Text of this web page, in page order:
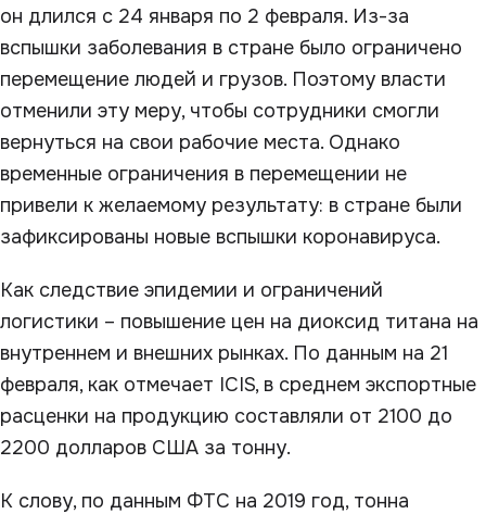
он длился с 24 января по 2 февраля. Из-за
вспышки заболевания в стране было ограничено
перемещение людей и грузов. Поэтому власти
отменили эту меру, чтобы сотрудники смогли
вернуться на свои рабочие места. Однако
временные ограничения в перемещении не
привели к желаемому результату: в стране были
зафиксированы новые вспышки коронавируса.
Как следствие эпидемии и ограничений
логистики – повышение цен на диоксид титана на
внутреннем и внешних рынках. По данным на 21
февраля, как отмечает ICIS, в среднем экспортные
расценки на продукцию составляли от 2100 до
2200 долларов США за тонну.
К слову, по данным ФТС на 2019 год, тонна